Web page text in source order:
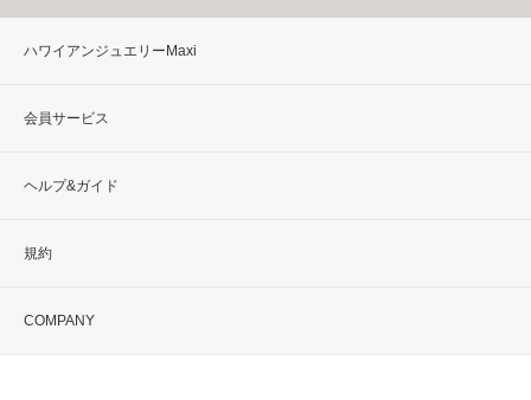
ハワイアンジュエリーMaxi
会員サービス
ヘルプ&ガイド
規約
COMPANY